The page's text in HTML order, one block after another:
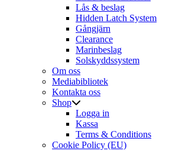
Lås & beslag
Hidden Latch System
Gångjärn
Clearance
Marinbeslag
Solskyddssystem
Om oss
Mediabibliotek
Kontakta oss
Shop
Logga in
Kassa
Terms & Conditions
Cookie Policy (EU)